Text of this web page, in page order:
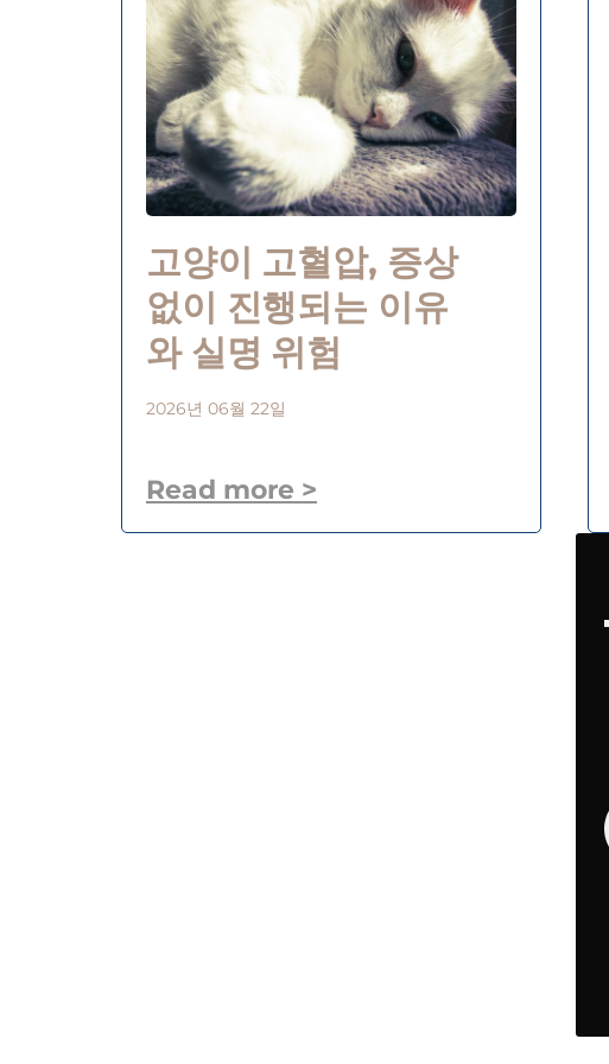
고양이 고혈압, 증상
없이 진행되는 이유
와 실명 위험
2026년 06월 22일
Read more >